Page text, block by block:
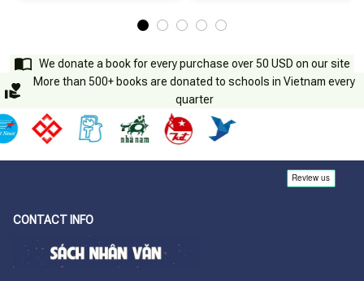
We donate a book for every purchase over 50 USD on our site
More than 500+ books are donated to schools in Vietnam every
quarter
CONTACT INFO